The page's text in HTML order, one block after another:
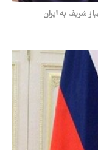
شریف به ایران